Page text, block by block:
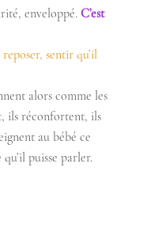
enveloppé. C’est
sentir qu’il
alors comme les
ils réconfortent, ils
au bébé ce
puisse parler.